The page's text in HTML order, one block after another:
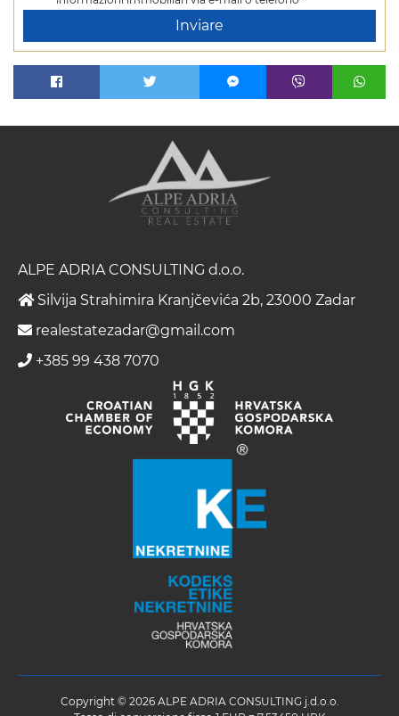
Inviare
ALPE ADRIA CONSULTING d.o.o.
Silvija Strahimira Kranjčevića 2b, 23000 Zadar
realestatezadar@gmail.com
+385 99 438 7070
Copyright © 2026 ALPE ADRIA CONSULTING j.d.o.o.